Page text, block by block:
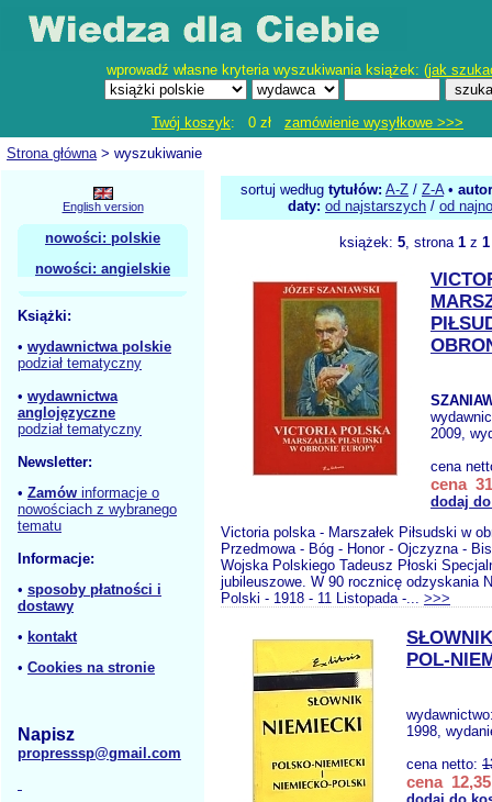
wprowadź własne kryteria wyszukiwania książek: (jak
Twój koszyk: 0 zł zamówienie wysyłkowe >>>
Strona główna> wyszukiwanie
English version
nowości: polskie
nowości: angielskie
Książki:
• wydawnictwa polskie
podział tematyczny
• wydawnictwa
anglojęzyczne
podział tematyczny
Newsletter:
• Zamów informacje o
nowościach z wybranego
tematu
Informacje:
• sposoby płatności i
dostawy
• kontakt
• Cookies na stronie
Napisz
propresssp@gmail.com
sortuj według tytułów: A-Z / Z-A•
daty: od najstarszych / od
książek: 5, strona 1 z 1
2009,
cena
cena
dodaj
Victoria polska - Marszałek Piłsudski w
Przedmowa - Bóg - Honor - Ojczyzna -
Wojska Polskiego Tadeusz Płoski
jubileuszowe. W 90 rocznicę odzyskania
Polski - 1918 - 11 Listopada -... >>>
POL-
1998,
cena netto:
cena 12,35